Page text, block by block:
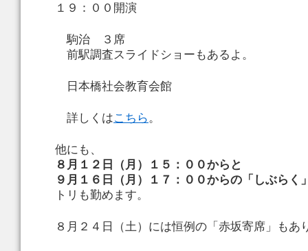
１９：００開演
駒治 ３席
前駅調査スライドショーもあるよ。
日本橋社会教育会館
詳しくはこちら。
他にも、
８月１２日（月）１５：００からと
９月１６日（月）１７：００からの「しぶらく
トリも勤めます。
８月２４日（土）には恒例の「赤坂寄席」もあ